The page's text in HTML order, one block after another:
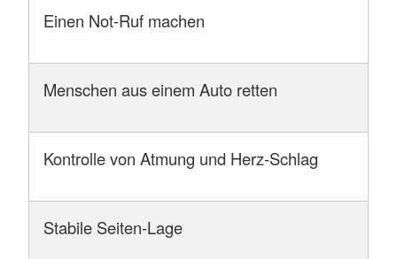
Einen Not-Ruf machen
Menschen aus einem Auto retten
Kontrolle von Atmung und Herz-Schlag
Stabile Seiten-Lage